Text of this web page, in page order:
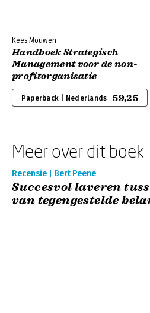
Kees Mouwen
Handboek Strategisch
Management voor de non-
profitorganisatie
Paperback | Nederlands 59,25
Meer over dit boek
Recensie | Bert Peene
Succesvol laveren
van tegengestelde